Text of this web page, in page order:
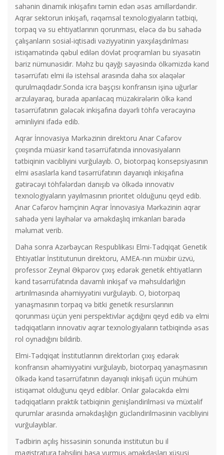
sahənin dinamik inkişafını təmin edən əsas amillərdəndir.
Aqrar sektorun inkişafı, rəqəmsal texnologiyaların tətbiqi,
torpaq və su ehtiyatlarının qorunması, eləcə də bu sahədə
çalışanların sosial-iqtisadi vəziyyətinin yaxşılaşdırılması
istiqamətində qəbul edilən dövlət proqramları bu siyasətin
bariz nümunəsidir. Məhz bu qayğı sayəsində ölkəmizdə kənd
təsərrüfatı elmi ilə istehsal arasında daha sıx əlaqələr
qurulmaqdadır.Sonda icra başçısı konfransın işinə uğurlar
arzulayaraq, burada aparılacaq müzakirələrin ölkə kənd
təsərrüfatının gələcək inkişafına dəyərli töhfə verəcəyinə
əminliyini ifadə edib.
Aqrar İnnovasiya Mərkəzinin direktoru Anar Cəfərov
çıxışında müasir kənd təsərrüfatında innovasiyaların
tətbiqinin vacibliyini vurğulayıb. O, biotorpaq konsepsiyasının
elmi əsaslarla kənd təsərrüfatının dayanıqlı inkişafına
gətirəcəyi töhfələrdən danışıb və ölkədə innovativ
texnologiyaların yayılmasının prioritet olduğunu qeyd edib.
Anar Cəfərov həmçinin Aqrar İnnovasiya Mərkəzinin aqrar
sahədə yeni layihələr və əməkdaşlıq imkanları barədə
məlumat verib.
Daha sonra Azərbaycan Respublikası Elmi-Tədqiqat Genetik
Ehtiyatlar İnstitutunun direktoru, AMEA-nın müxbir üzvü,
professor Zeynal Əkpərov çıxış edərək genetik ehtiyatların
kənd təsərrüfatında davamlı inkişaf və məhsuldarlığın
artırılmasında əhəmiyyətini vurğulayıb. O, biotorpaq
yanaşmasının torpaq və bitki genetik resurslarının
qorunması üçün yeni perspektivlər açdığını qeyd edib və elmi
tədqiqatların innovativ aqrar texnologiyaların tətbiqində əsas
rol oynadığını bildirib.
Elmi-Tədqiqat İnstitutlarının direktorları çıxış edərək
konfransın əhəmiyyətini vurğulayıb, biotorpaq yanaşmasının
ölkədə kənd təsərrüfatının dayanıqlı inkişafı üçün mühüm
istiqamət olduğunu qeyd ediblər. Onlar gələcəkdə elmi
tədqiqatların praktik tətbiqinin genişləndirilməsi və müxtəlif
qurumlar arasında əməkdaşlığın gücləndirilməsinin vacibliyini
vurğulayıblar.
Tədbirin açılış hissəsinin sonunda institutun bu il
magistratura təhsilini başa vurmuş əməkdaşları xüsusi